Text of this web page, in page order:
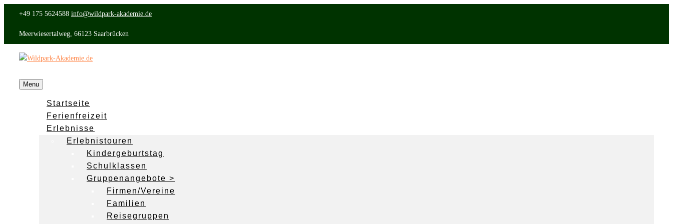
+49 175 5624588 info@wildpark-akademie.de
Meerwiesertalweg, 66123 Saarbrücken
Menu
Startseite
Ferienfreizeit
Erlebnisse
Erlebnistouren
Kindergeburtstag
Schulklassen
Gruppenangebote >
Firmen/Vereine
Familien
Reisegruppen